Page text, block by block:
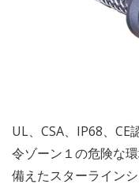
UL、CSA、IP68、CE
令ゾーン１の危険な
備えたスターライン